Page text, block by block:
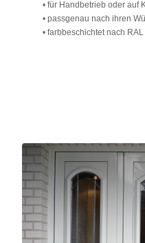
• Feststehende Elemente
• Kippfenster / Drehfenster
• Drehkippfenster /